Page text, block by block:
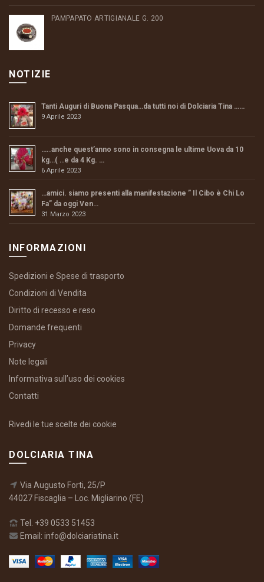
PAMPAPATO ARTIGIANALE G. 200
NOTIZIE
Tanti Auguri di Buona Pasqua…da tutti noi di Dolciaria Tina ……
9 Aprile 2023
…..anche quest’anno sono in consegna le ultime Uova da 10
kg…( ..e da 4 Kg. …
6 Aprile 2023
…amici. siamo presenti alla manifestazione ” Il Cibo è Chi Lo
Fa” da oggi Ven…
31 Marzo 2023
INFORMAZIONI
Spedizioni e Spese di trasporto
Condizioni di Vendita
Diritto di recesso e reso
Domande frequenti
Privacy
Note legali
Informativa sull’uso dei cookies
Contatti
Rivedi le tue scelte dei cookie
DOLCIARIA TINA
Via Augusto Forti, 25/P
44027 Fiscaglia – Loc. Migliarino (FE)
Tel. +39 0533 51453
Email: info@dolciariatina.it